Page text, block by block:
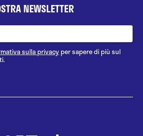
NEWSLETTER
sulla privacyper sapere di più sul